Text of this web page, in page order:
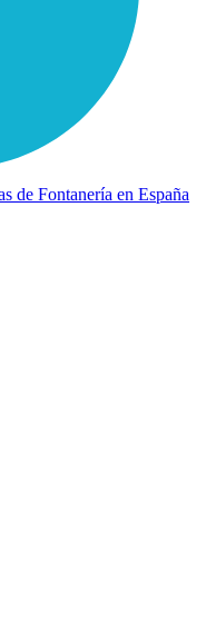
de Fontanería en España